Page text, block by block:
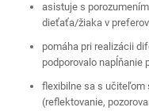
asistuje s
dieťaťa/žiaka v
pomáha pri realizácii
podporovalo napĺňanie
flexibilne sa s učiteľom
(reflektovanie,